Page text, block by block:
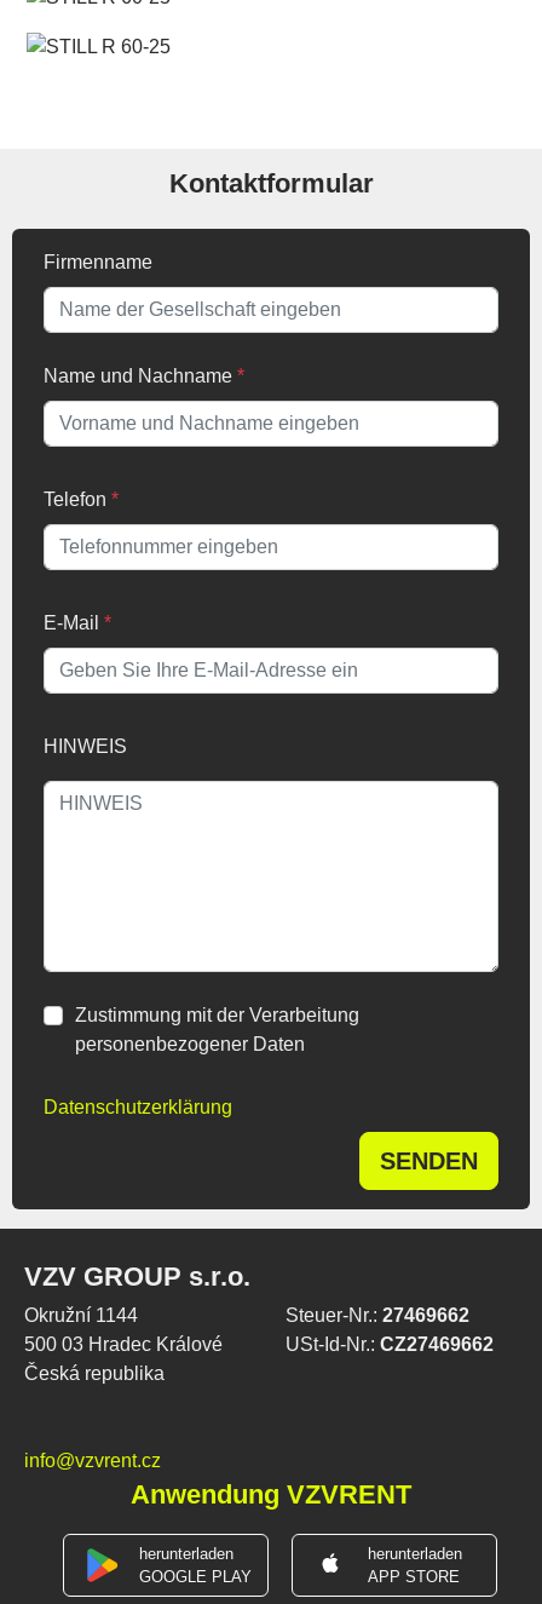
Kontaktformular
Firmenname
Name und Nachname *
Telefon *
E-Mail *
HINWEIS
Zustimmung mit der Verarbeitung
personenbezogener Daten
Datenschutzerklärung
SENDEN
VZV GROUP s.r.o.
Okružní 1144
500 03 Hradec Králové
Česká republika
Steuer-Nr.: 27469662
USt-Id-Nr.: CZ27469662
info@vzvrent.cz
Anwendung VZVRENT
herunterladen
GOOGLE PLAY
herunterladen
APP STORE